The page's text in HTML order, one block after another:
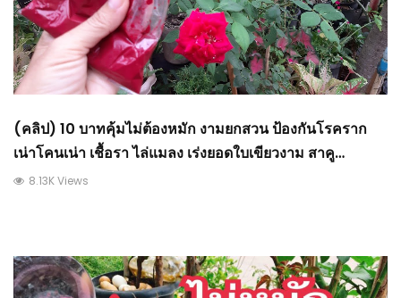
(คลิป) 10 บาทคุ้มไม่ต้องหมัก งามยกสวน ป้องกันโรคราก
เน่าโคนเน่า เชื้อรา ไล่แมลง เร่งยอดใบเขียวงาม สาคู
Channel : วีดีโอ เกษตร
8.13K Views